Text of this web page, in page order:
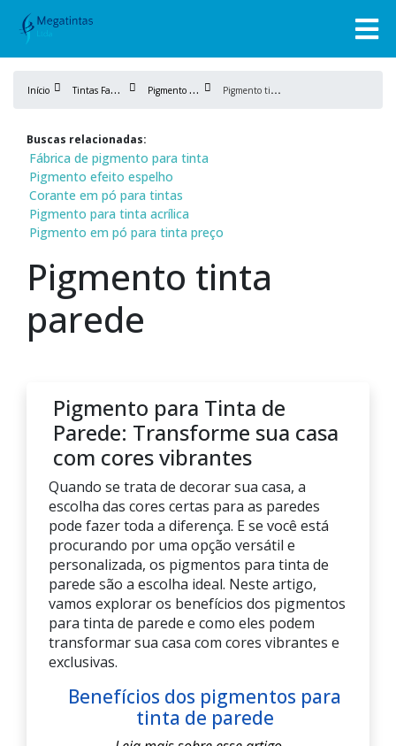
Início T
intas Fabricação P
igmento de tinta P
igmento tinta parede
Buscas relacionadas:
Fábrica de pigmento para tinta
Pigmento efeito espelho
Corante em pó para tintas
Pigmento para tinta acrílica
Pigmento em pó para tinta preço
Pigmento tinta
parede
Pigmento para Tinta de
Parede: Transforme sua casa
com cores vibrantes
Quando se trata de decorar sua casa, a
escolha das cores certas para as paredes
pode fazer toda a diferença. E se você está
procurando por uma opção versátil e
personalizada, os pigmentos para tinta de
parede são a escolha ideal. Neste artigo,
vamos explorar os benefícios dos pigmentos
para tinta de parede e como eles podem
transformar sua casa com cores vibrantes e
exclusivas.
Benefícios dos pigmentos para
tinta de parede